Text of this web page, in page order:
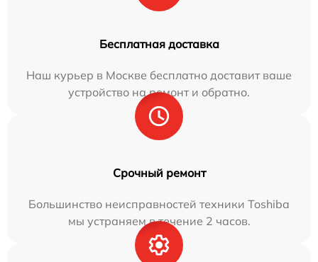
Бесплатная доставка
Наш курьер в Москве бесплатно доставит ваше
устройство на ремонт и обратно.
Срочный ремонт
Большинство неисправностей техники Toshiba
мы устраняем в течение 2 часов.